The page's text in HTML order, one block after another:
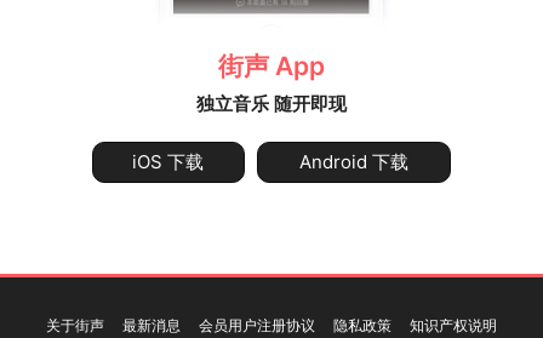
街声 App
独立音乐 随开即现
iOS 下载 Android 下载
关于街声 最新消息 会员用户注册协议 隐私政策 知识产权说明